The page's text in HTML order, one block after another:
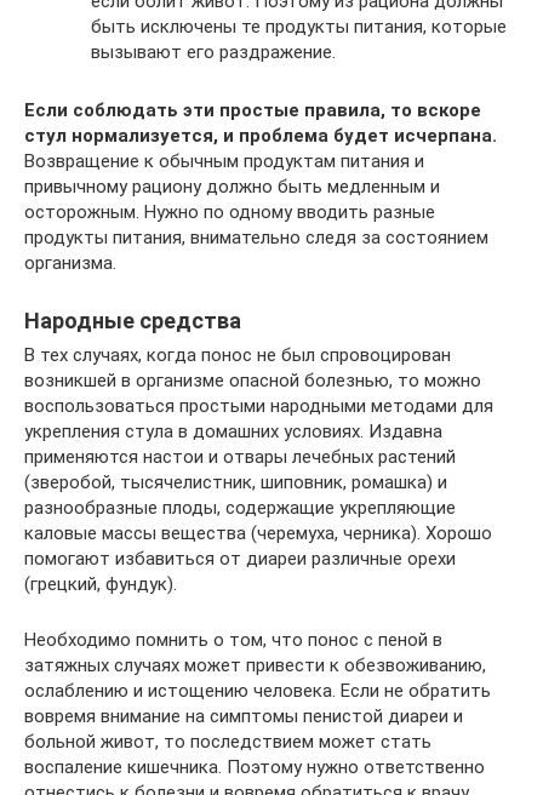
быть исключены те продукты питания, которые
вызывают его раздражение.
Если соблюдать эти простые правила, то вскоре
стул нормализуется, и проблема будет исчерпана.
Возвращение к обычным продуктам питания и
привычному рациону должно быть медленным и
осторожным. Нужно по одному вводить разные
продукты питания, внимательно следя за состоянием
организма.
Народные средства
В тех случаях, когда понос не был спровоцирован
возникшей в организме опасной болезнью, то можно
воспользоваться простыми народными методами для
укрепления стула в домашних условиях. Издавна
применяются настои и отвары лечебных растений
(зверобой, тысячелистник, шиповник, ромашка) и
разнообразные плоды, содержащие укрепляющие
каловые массы вещества (черемуха, черника). Хорошо
помогают избавиться от диареи различные орехи
(грецкий, фундук).
Необходимо помнить о том, что понос с пеной в
затяжных случаях может привести к обезвоживанию,
ослаблению и истощению человека. Если не обратить
вовремя внимание на симптомы пенистой диареи и
больной живот, то последствием может стать
воспаление кишечника. Поэтому нужно ответственно